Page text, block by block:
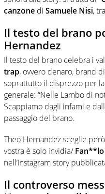
canzone di Samuele Nisi,
Il testo del brano
Hernandez
Il testo del brano celebra i
trap, ovvero denaro, brand
soprattutto il disprezzo per la
generale: “Nelle Lambo di
Scappiamo dagli infami e
passaggio del brano.
Theo Hernandez sceglie
vostra è solo invidia/Fan**lo
nell’Instagram story
Il controverso